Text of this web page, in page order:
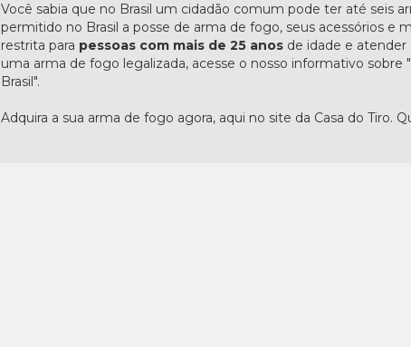
Você sabia que no Brasil um cidadão comum pode ter até seis
permitido no Brasil a posse de arma de fogo, seus acessórios e
restrita para pessoas com mais de 25 anosde idade e atender
uma arma de fogo legalizada, acesse o nosso informativo
Brasil".
Adquira a sua arma de fogo agora, aqui no site da Casa do Tiro.